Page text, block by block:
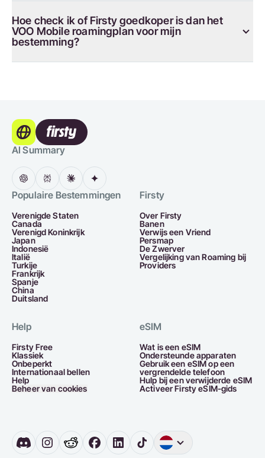
Hoe check ik of Firsty goedkoper is dan het
VOO Mobile roamingplan voor mijn
bestemming?
AI Summary
Populaire Bestemmingen
Verenigde Staten
Canada
Verenigd Koninkrijk
Japan
Indonesië
Italië
Turkije
Frankrijk
Spanje
China
Duitsland
Firsty
Over Firsty
Banen
Verwijs een Vriend
Persmap
De Zwerver
Vergelijking van Roaming bij
Providers
Help
Firsty Free
Klassiek
Onbeperkt
Internationaal bellen
Help
Beheer van cookies
eSIM
Wat is een eSIM
Ondersteunde apparaten
Gebruik een eSIM op een
vergrendelde telefoon
Hulp bij een verwijderde eSIM
Activeer Firsty eSIM-gids